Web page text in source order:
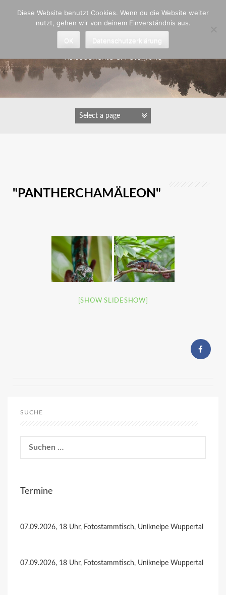
Astrid Padberg
Reiseberichte & Fotografie
"PANTHERCHAMÄLEON"
[SHOW SLIDESHOW]
SUCHE
nach:
Termine
07.09.2026, 18 Uhr, Fotostammtisch, Unikneipe Wuppertal
07.09.2026, 18 Uhr, Fotostammtisch, Unikneipe Wuppertal
Diese Website benutzt Cookies. Wenn du die Website weiter
nutzt, gehen wir von deinem Einverständnis aus.